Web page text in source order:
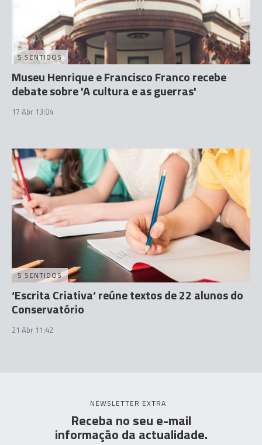
5 SENTIDOS
Museu Henrique e Francisco Franco recebe
debate sobre 'A cultura e as guerras'
17 Abr 13:04
5 SENTIDOS
‘Escrita Criativa’ reúne textos de 22 alunos do
Conservatório
21 Abr 11:42
NEWSLETTER EXTRA
Receba no seu e-mail
informação da actualidade.